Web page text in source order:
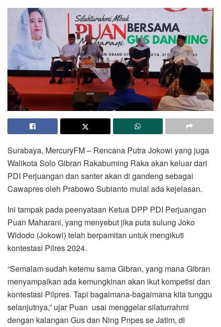
Surabaya, MercuryFM – Rencana Putra Jokowi yang juga
Walikota Solo Gibran Rakabuming Raka akan keluar dari
PDI Perjuangan dan santer akan di gandeng sebagai
Cawapres oleh Prabowo Subianto mulai ada kejelasan.
Ini tampak pada peenyataan Ketua DPP PDI Perjuangan
Puan Maharani, yang menyebut jika puta sulung Joko
Widodo (Jokowi) telah berpamitan untuk mengikuti
kontestasi Pilres 2024.
“Semalam sudah ketemu sama Gibran, yang mana Gibran
menyampaikan ada kemungkinan akan ikut kompetisi dan
kontestasi Pilpres. Tapi bagaimana-bagaimana kita tunggu
selanjutnya,” ujar Puan usai menggelar silaturrahmi
dengan kalangan Gus dan Ning Pnpes se Jatim, di